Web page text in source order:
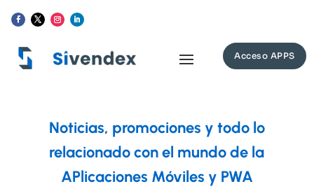
Acceso APPS
Noticias, promociones y todo lo
relacionado con el mundo de la
APlicaciones Móviles y PWA